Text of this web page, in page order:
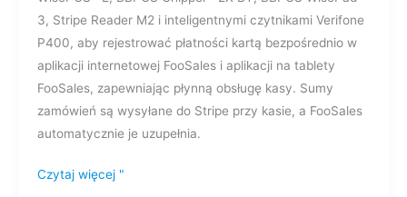
3, Stripe Reader M2 i inteligentnymi czytnikami Verifone
P400, aby rejestrować płatności kartą bezpośrednio w
aplikacji internetowej FooSales i aplikacji na tablety
FooSales, zapewniając płynną obsługę kasy. Sumy
zamówień są wysyłane do Stripe przy kasie, a FooSales
automatycznie je uzupełnia.
Czytaj więcej "